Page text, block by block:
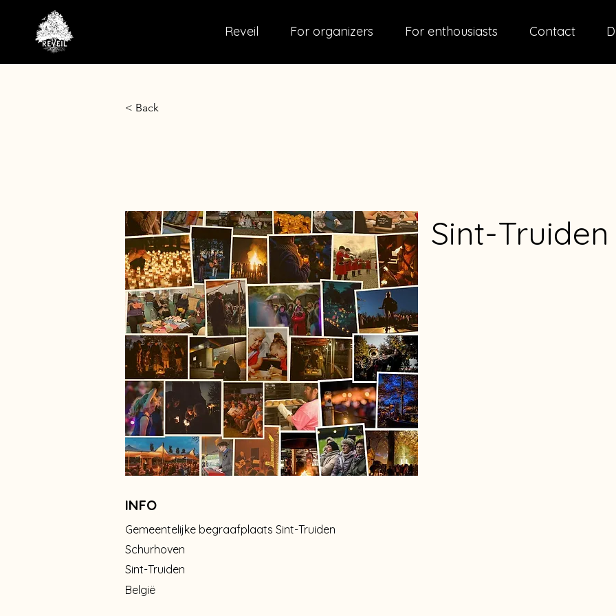
Reveil For organizers For enthousiasts Contact
< Back
Sint-Truiden
Gemeentelijke begraafplaats Sint-Truiden
INFO
Schurhoven
Sint-Truiden
België